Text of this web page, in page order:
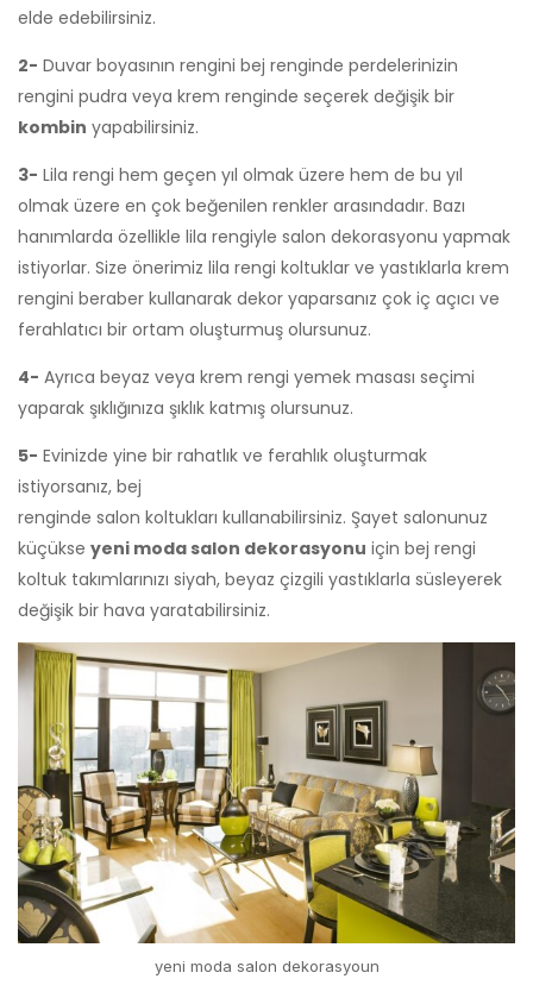
elde edebilirsiniz.
2- Duvar boyasının rengini bej renginde perdelerinizin
rengini pudra veya krem renginde seçerek değişik bir
kombin yapabilirsiniz.
3- Lila rengi hem geçen yıl olmak üzere hem de bu yıl
olmak üzere en çok beğenilen renkler arasındadır. Bazı
hanımlarda özellikle lila rengiyle salon dekorasyonu yapmak
istiyorlar. Size önerimiz lila rengi koltuklar ve yastıklarla krem
rengini beraber kullanarak dekor yaparsanız çok iç açıcı ve
ferahlatıcı bir ortam oluşturmuş olursunuz.
4- Ayrıca beyaz veya krem rengi yemek masası seçimi
yaparak şıklığınıza şıklık katmış olursunuz.
5- Evinizde yine bir rahatlık ve ferahlık oluşturmak
istiyorsanız, bej
renginde salon koltukları kullanabilirsiniz. Şayet salonunuz
küçükse yeni moda salon dekorasyonu için bej rengi
koltuk takımlarınızı siyah, beyaz çizgili yastıklarla süsleyerek
değişik bir hava yaratabilirsiniz.
yeni moda salon dekorasyoun